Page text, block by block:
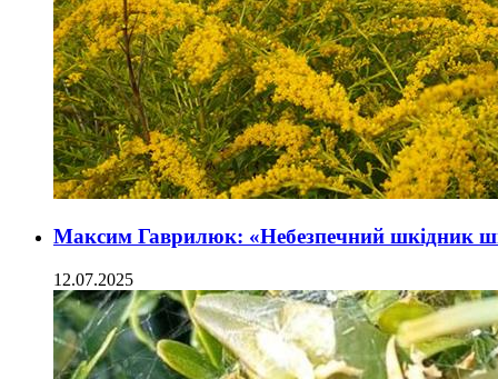
Максим Гаврилюк: «Небезпечний шкідник
12.07.2025